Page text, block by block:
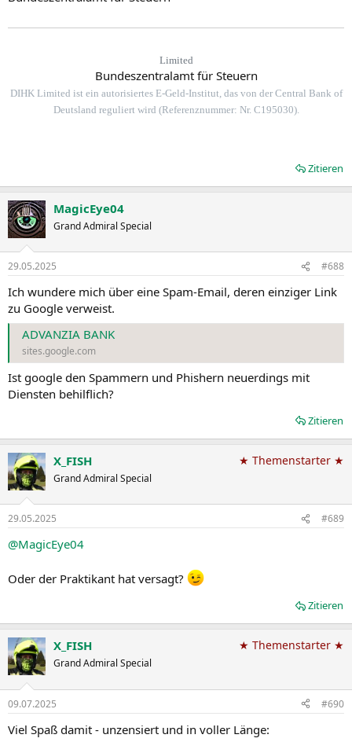
Limited
Bundeszentralamt für Steuern
DIHK Limited ist ein autorisiertes E-Geld-Institut, das von der Central Bank of
Deutsland reguliert wird (Referenznummer: Nr. C195030).
Zitieren
MagicEye04
Grand Admiral Special
29.05.2025 #688
Ich wundere mich über eine Spam-Email, deren einziger Link
zu Google verweist.
ADVANZIA BANK
sites.google.com
Ist google den Spammern und Phishern neuerdings mit
Diensten behilflich?
Zitieren
X_FISH
Grand Admiral Special
★ Themenstarter ★
29.05.2025 #689
@MagicEye04
Oder der Praktikant hat versagt?
Zitieren
X_FISH
Grand Admiral Special
★ Themenstarter ★
09.07.2025 #690
Viel Spaß damit - unzensiert und in voller Länge: